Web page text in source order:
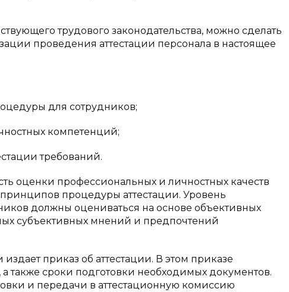
трудового законодательства, можно сделать
проведения аттестации персонала в настоящее
для сотрудников;
компетенций;
требований.
оценки профессиональных и личностных качеств
процедуры аттестации. Уровень
должны оцениваться на основе объективных
субъективных мнений и предпочтений
приказ об аттестации. В этом приказе
также сроки подготовки необходимых документов.
и передачи в аттестационную комиссию